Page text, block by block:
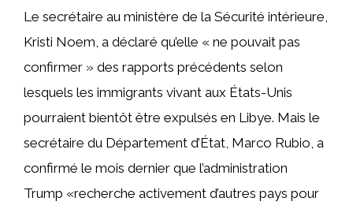
Le secrétaire au ministère de la Sécurité intérieure,
Kristi Noem, a déclaré qu’elle « ne pouvait pas
confirmer » des rapports précédents selon
lesquels les immigrants vivant aux États-Unis
pourraient bientôt être expulsés en Libye. Mais le
secrétaire du Département d’État, Marco Rubio, a
confirmé le mois dernier que l’administration
Trump «recherche activement d’autres pays pour